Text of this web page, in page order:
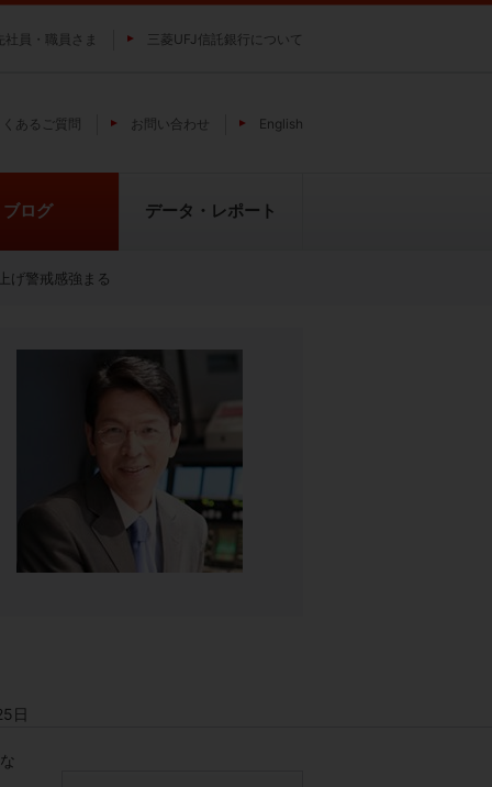
げ警戒感強まる
日
社員・職員さま 三菱UFJ信託銀行について
くあるご質問 お問い合わせ English
貴金属の特性
純パラジウム上場信託（パラジウ
ムの果実）
ブログ データ・レポート